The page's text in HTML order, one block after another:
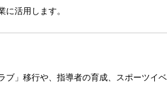
活用します。
」移行や、指導者の育成、スポーツイ